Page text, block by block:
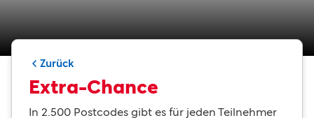
Zurück
Extra-Chance
In 2.500 Postcodes gibt es für jeden Teilnehmer